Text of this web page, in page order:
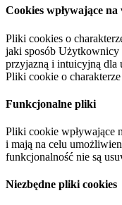
Cookies wpływające
Pliki cookies o
jaki sposób Użytkownicy
przyjazną i intuicyjną dla
Pliki cookie o
Funkcjonalne pliki
Pliki cookie wpływające
i mają na celu
funkcjonalność nie są
Niezbędne pliki cookies